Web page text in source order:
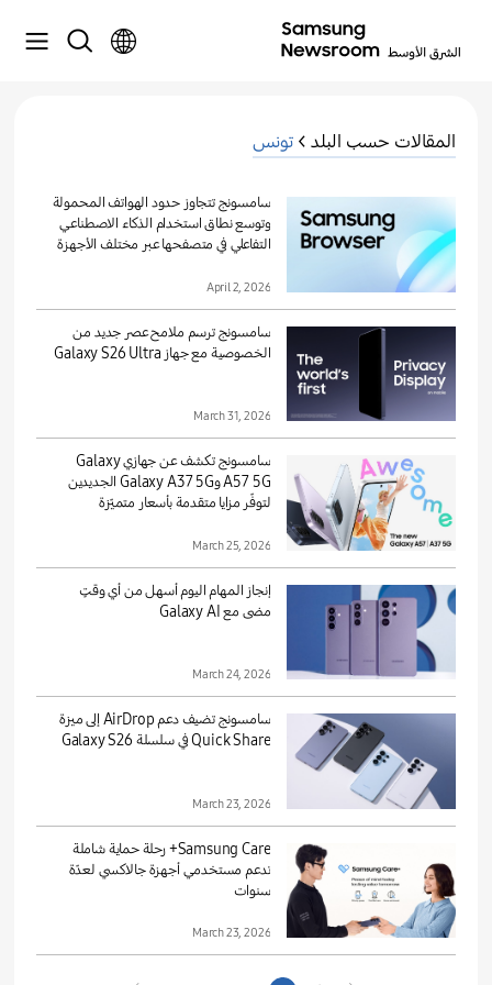
المقالات حسب البلد > تونس
سامسونج تتجاوز حدود الهواتف المحمولة
وتوسع نطاق استخدام الذكاء الاصطناعي
التفاعلي في متصفحها عبر مختلف الأجهزة
April 2, 2026
سامسونج ترسم ملامح عصر جديد من
الخصوصية مع جهاز Galaxy S26 Ultra
March 31, 2026
سامسونج تكشف عن جهازي Galaxy
A57 5G وGalaxy A37 5G الجديدين
لتوفّر مزايا متقدمة بأسعار متميّزة
March 25, 2026
إنجاز المهام اليوم أسهل من أي وقتٍ
مضى مع Galaxy AI
March 24, 2026
سامسونج تضيف دعم AirDrop إلى ميزة
Quick Share في سلسلة Galaxy S26
March 23, 2026
Samsung Care+ رحلة حماية شاملة
تدعم مستخدمي أجهزة جالاكسي لعدّة
سنوات
March 23, 2026